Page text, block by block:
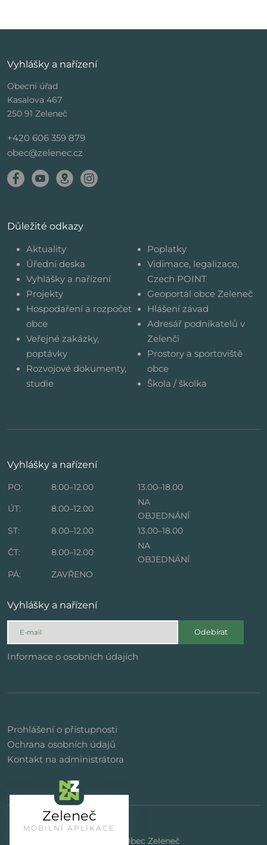
Vyhlášky a nařízení
Obecní úřad
Kasalova 467
250 91 Zeleneč
+420 606 359 879
obec@zelenec.cz
Důležité odkazy
Aktuality
Úřední deska
Vyhlášky a nařízení
Projekty
Hospodaření a rozpočet
obce
Veřejné zakázky,
poptávky
Rozvojové dokumenty,
studie
Poplatky
Vidimace, legalizace,
Czech POINT
Geoportál obce Zeleneč
Hlášení závad
Adresář podnikatelů v
Zelenči
Prostory a sportoviště
obce
Škola / školka
Vyhlášky a nařízení
PO: 8.00–12.00
13.00–18.00
ÚT:
8.00–12.00
NA
OBJEDNÁNÍ
ST:
8.00–12.00
13.00–18.00
ČT:
8.00–12.00
NA
OBJEDNÁNÍ
PÁ:
ZAVŘENO
Vyhlášky a nařízení
Odebírat
Informace o osobních údajích
Prohlášení o přístupnosti
Ochrana osobních údajů
Kontakt na administrátora
© 2023 | Obec Zeleneč
Zeleneč
MOBILNÍ APLIKACE